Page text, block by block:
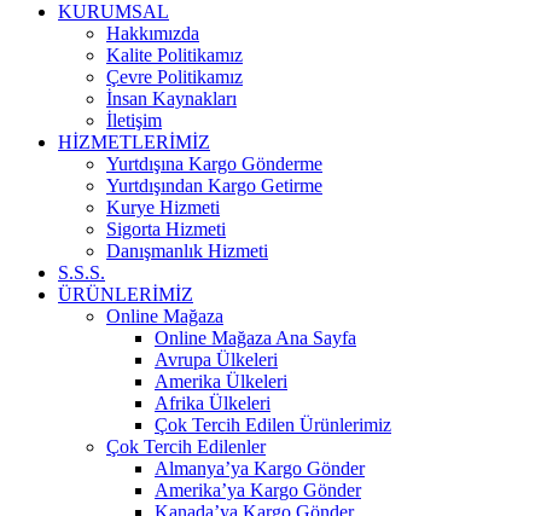
KURUMSAL
Hakkımızda
Kalite Politikamız
Çevre Politikamız
İnsan Kaynakları
İletişim
HİZMETLERİMİZ
Yurtdışına Kargo Gönderme
Yurtdışından Kargo Getirme
Kurye Hizmeti
Sigorta Hizmeti
Danışmanlık Hizmeti
S.S.S.
ÜRÜNLERİMİZ
Online Mağaza
Online Mağaza Ana Sayfa
Avrupa Ülkeleri
Amerika Ülkeleri
Afrika Ülkeleri
Çok Tercih Edilen Ürünlerimiz
Çok Tercih Edilenler
Almanya’ya Kargo Gönder
Amerika’ya Kargo Gönder
Kanada’ya Kargo Gönder